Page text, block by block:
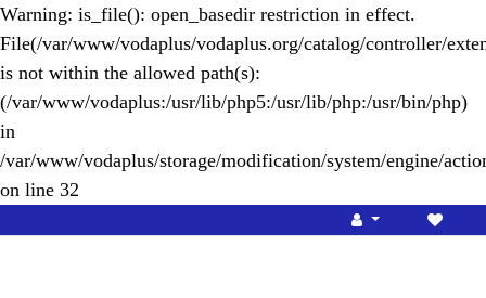
Warning: is_file(): open_basedir restriction in effect.
File(/var/www/vodaplus/vodaplus.org/catalog/controller/
is not within the allowed path(s):
(/var/www/vodaplus:/usr/lib/php5:/usr/lib/php:/usr/bin/php)
in
/var/www/vodaplus/storage/modification/system/engine/
on line 32